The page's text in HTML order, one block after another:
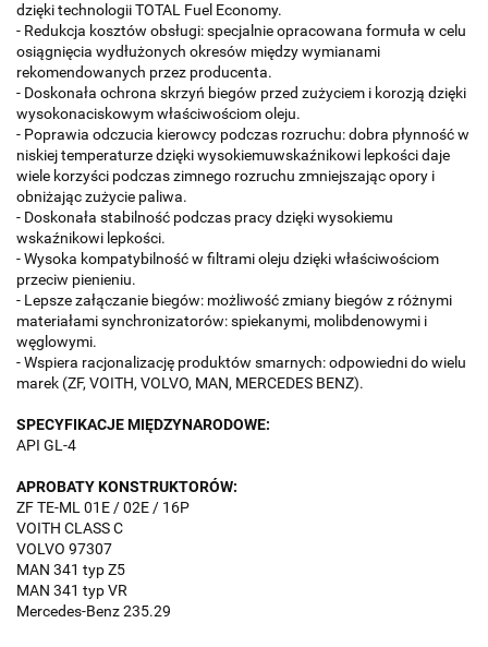
dzięki technologii TOTAL Fuel Economy.
- Redukcja kosztów obsługi: specjalnie opracowana formuła w celu
osiągnięcia wydłużonych okresów między wymianami
rekomendowanych przez producenta.
- Doskonała ochrona skrzyń biegów przed zużyciem i korozją dzięki
wysokonaciskowym właściwościom oleju.
- Poprawia odczucia kierowcy podczas rozruchu: dobra płynność w
niskiej temperaturze dzięki wysokiemuwskaźnikowi lepkości daje
wiele korzyści podczas zimnego rozruchu zmniejszając opory i
obniżając zużycie paliwa.
- Doskonała stabilność podczas pracy dzięki wysokiemu
wskaźnikowi lepkości.
- Wysoka kompatybilność w filtrami oleju dzięki właściwościom
przeciw pienieniu.
- Lepsze załączanie biegów: możliwość zmiany biegów z różnymi
materiałami synchronizatorów: spiekanymi, molibdenowymi i
węglowymi.
- Wspiera racjonalizację produktów smarnych: odpowiedni do wielu
marek (ZF, VOITH, VOLVO, MAN, MERCEDES BENZ).
SPECYFIKACJE MIĘDZYNARODOWE:
API GL-4
APROBATY KONSTRUKTORÓW:
ZF TE-ML 01E / 02E / 16P
VOITH CLASS C
VOLVO 97307
MAN 341 typ Z5
MAN 341 typ VR
Mercedes-Benz 235.29